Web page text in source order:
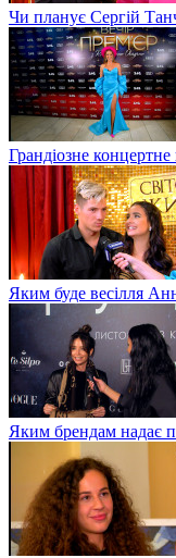
Чи планує Сергій
Грандіозне
Яким буде весілля
Яким брендам надає